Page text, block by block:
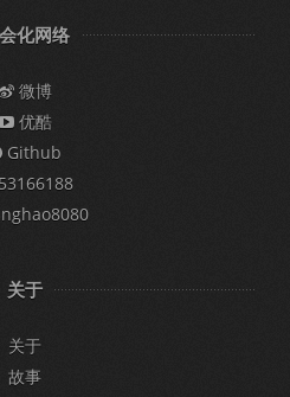
化网络
微博
优酷
Github
53166188
关于
关于
故事